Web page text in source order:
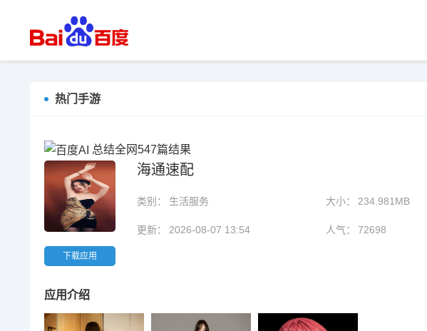
热门手游
总结全网547篇结果
下载应用
海通速配
类别： 生活服务 大小： 234.981MB
更新： 2026-08-07 13:54 人气： 72698
应用介绍